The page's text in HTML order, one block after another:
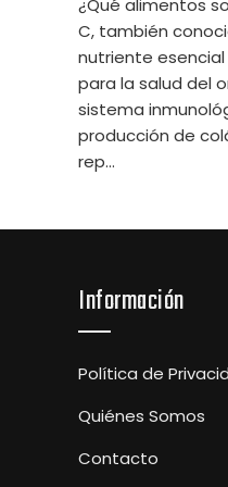
C, también
nutriente
para la salud del
sistema
producción de
rep...
Información
Política de
Quiénes Somos
Contacto